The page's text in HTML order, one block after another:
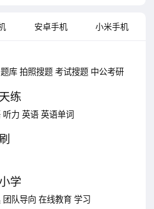
安卓手机 小米手机
题库 拍照搜题 考试搜题 中公考研
练
听力 英语 英语单词
学
团队导向 在线教育 学习